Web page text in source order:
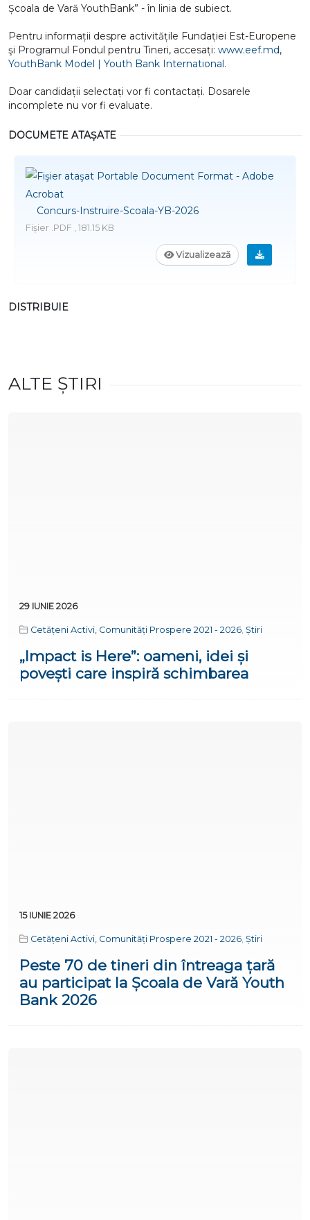
Școala de Vară YouthBank” - în linia de subiect.
Pentru informații despre activitățile Fundației Est-Europene
şi Programul Fondul pentru Tineri, accesați: www.eef.md,
YouthBank Model | Youth Bank International.
Doar candidații selectați vor fi contactați. Dosarele
incomplete nu vor fi evaluate.
DOCUMETE ATAȘATE
Concurs-Instruire-Scoala-YB-2026
Fișier .PDF , 181.15 KB
Vizualizează
DISTRIBUIE
ALTE ȘTIRI
29 IUNIE 2026
Cetățeni Activi, Comunități Prospere 2021 - 2026 Știri
„Impact is Here”: oameni, idei și
povești care inspiră schimbarea
15 IUNIE 2026
Cetățeni Activi, Comunități Prospere 2021 - 2026 Știri
Peste 70 de tineri din întreaga țară
au participat la Școala de Vară Youth
Bank 2026